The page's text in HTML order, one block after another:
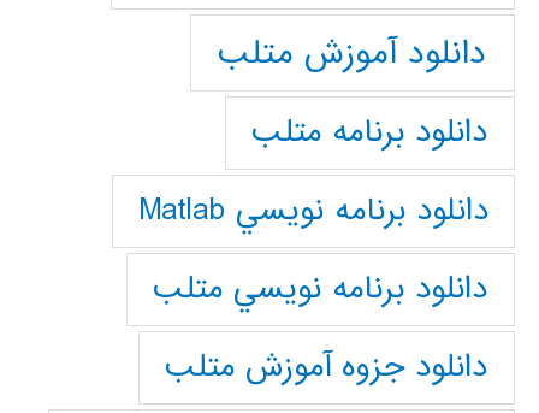
دانلود آموزش متلب
دانلود برنامه متلب
دانلود برنامه نويسي Matlab
دانلود برنامه نويسي متلب
دانلود جزوه آموزش متلب